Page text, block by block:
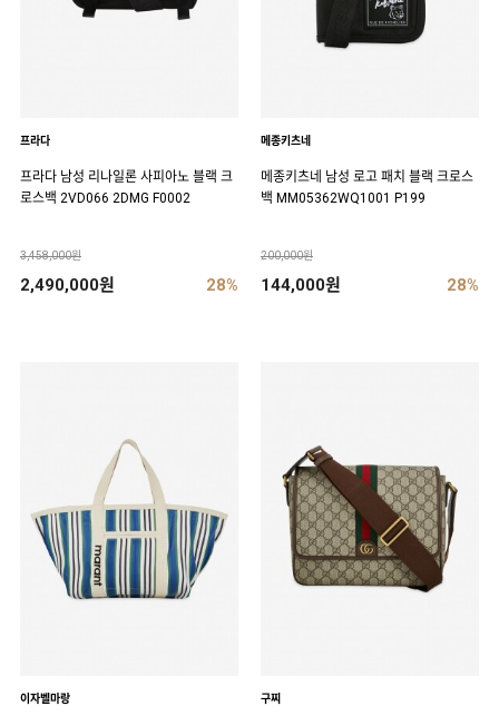
프라다
프라다 남성 리나일론 사피아노 블랙 크
로스백 2VD066 2DMG F0002
3,458,000원
2,490,000원 28%
메종키츠네
메종키츠네 남성 로고 패치 블랙 크로스
백 MM05362WQ1001 P199
200,000원
144,000원 28%
이자벨마랑 구찌